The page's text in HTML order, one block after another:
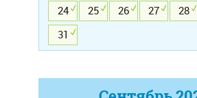
24
25 26 27 28
31